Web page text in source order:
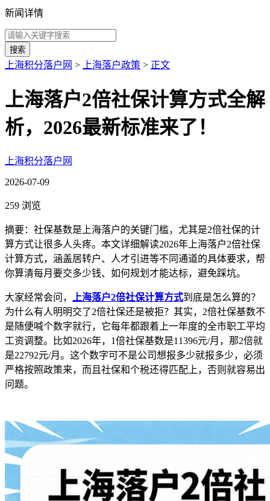
新闻详情
搜索
上海积分落户网 > 上海落户政策 > 正文
上海落户2倍社保计算方式全解
析，2026最新标准来了！
上海积分落户网
2026-07-09
259 浏览
摘要：社保基数是上海落户的关键门槛，尤其是2倍社保的计
算方式让很多人头疼。本文详细解读2026年上海落户2倍社保
计算方式，涵盖居转户、人才引进等不同通道的具体要求，帮
你算清每月要交多少钱、如何规划才能达标，避免踩坑。
大家经常会问， 上海落户2倍社保计算方式到底是怎么算的？
为什么有人明明交了2倍社保还是被拒？其实，2倍社保基数不
是随便喊个数字就行，它每年都跟着上一年度的全市职工平均
工资调整。比如2026年，1倍社保基数是11396元/月，那2倍就
是22792元/月。这个数字可不是公司想报多少就报多少，必须
严格按照政策来，而且社保和个税还得匹配上，否则就容易出
问题。